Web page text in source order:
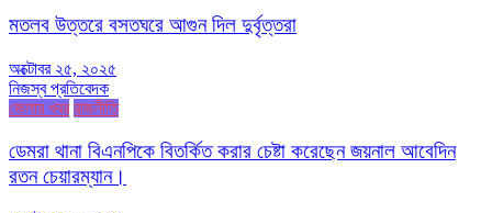
মতলব উত্তরে বসতঘরে আগুন দিল দুর্বৃত্তরা
অক্টোবর ২৫, ২০২৫
নিজস্ব প্রতিবেদক
জেলার খবর রাজনীতি
ডেমরা থানা বিএনপিকে বিতর্কিত করার চেষ্টা করেছেন জয়নাল আবেদিন
রতন চেয়ারম্যান।